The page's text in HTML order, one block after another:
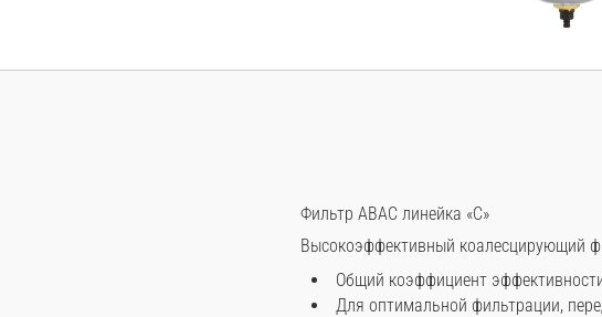
Фильтр ABAC линейка «С»
Высокоэффективный коалесцирующий
Общий коэффициент
Для оптимальной фильтрации,